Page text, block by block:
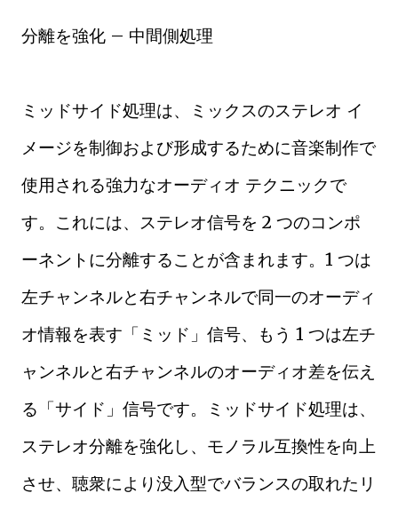
分離を強化 – 中間側処理
ミッドサイド処理は、ミックスのステレオ イ
メージを制御および形成するために音楽制作で
使用される強力なオーディオ テクニックで
す。これには、ステレオ信号を 2 つのコンポ
ーネントに分離することが含まれます。1 つは
左チャンネルと右チャンネルで同一のオーディ
オ情報を表す「ミッド」信号、もう 1 つは左チ
ャンネルと右チャンネルのオーディオ差を伝え
る「サイド」信号です。ミッドサイド処理は、
ステレオ分離を強化し、モノラル互換性を向上
させ、聴衆により没入型でバランスの取れたリ